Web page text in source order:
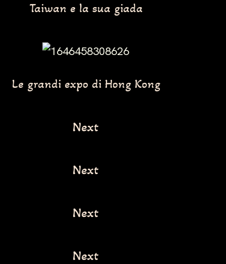
Taiwan e la sua giada
Le grandi expo di Hong Kong
Next
Next
Next
Next